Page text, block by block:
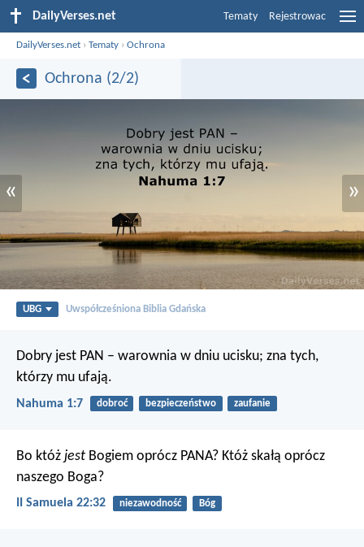
DailyVerses.net Tematy Rejestrowac
DailyVerses.net ›Tematy ›Ochrona
Ochrona (2/2)
« »
UBG Uwspółcześniona Biblia Gdańska
Dobry jest PAN – warownia w dniu ucisku; zna tych,
którzy mu ufają.
Nahuma 1:7 dobroć bezpieczeństwo zaufanie
Bo któż jest Bogiem oprócz PANA? Któż skałą oprócz
naszego Boga?
II Samuela 22:32 niezawodność Bóg